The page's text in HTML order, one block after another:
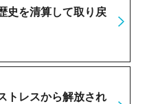
史を清算して取り戻
トレスから解放され